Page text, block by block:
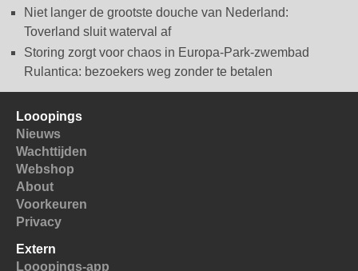
Niet langer de grootste douche van Nederland:
Toverland sluit waterval af
Storing zorgt voor chaos in Europa-Park-zwembad
Rulantica: bezoekers weg zonder te betalen
Looopings
Nieuws
Wachttijden
Webshop
About
Voorkeuren
Privacy
Extern
Looopings-app